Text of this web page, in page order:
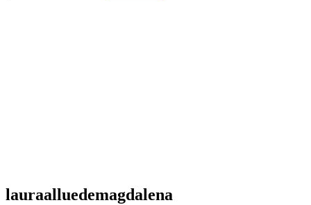
lauraalluedemagdalena